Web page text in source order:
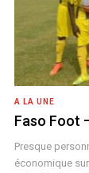
A LA UNE
Faso Foot
Presque
économique